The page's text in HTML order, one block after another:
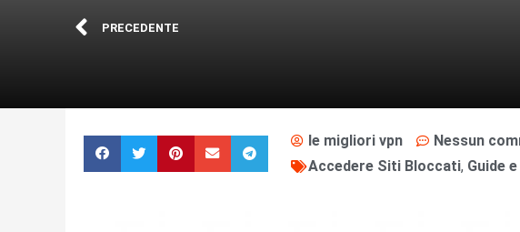
PRECEDENTE
le migliori vpn
Nessun
Accedere Siti Bloccati, Guide e